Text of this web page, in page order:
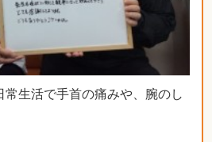
常生活で手首の痛みや、腕のし